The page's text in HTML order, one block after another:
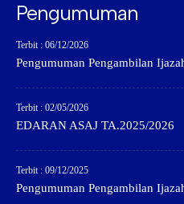
Pengumuman
Terbit : 06/12/2026
Pengumuman Pengambilan
Terbit : 02/05/2026
EDARAN ASAJ TA.2025/2026
Terbit : 09/12/2025
Pengumuman Pengambilan